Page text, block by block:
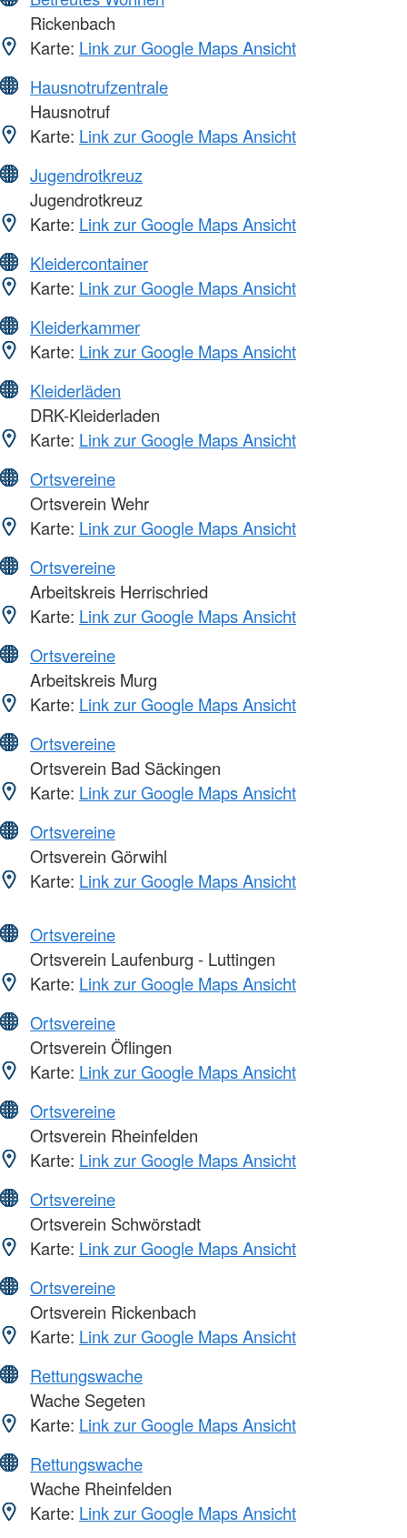
Rickenbach
Karte: Link zur Google Maps Ansicht
Hausnotrufzentrale
Hausnotruf
Karte: Link zur Google Maps Ansicht
Jugendrotkreuz
Jugendrotkreuz
Karte: Link zur Google Maps Ansicht
Kleidercontainer
Karte: Link zur Google Maps Ansicht
Kleiderkammer
Karte: Link zur Google Maps Ansicht
Kleiderläden
DRK-Kleiderladen
Karte: Link zur Google Maps Ansicht
Ortsvereine
Ortsverein Wehr
Karte: Link zur Google Maps Ansicht
Ortsvereine
Arbeitskreis Herrischried
Karte: Link zur Google Maps Ansicht
Ortsvereine
Arbeitskreis Murg
Karte: Link zur Google Maps Ansicht
Ortsvereine
Ortsverein Bad Säckingen
Karte: Link zur Google Maps Ansicht
Ortsvereine
Ortsverein Görwihl
Karte: Link zur Google Maps Ansicht
Ortsvereine
Ortsverein Laufenburg - Luttingen
Karte: Link zur Google Maps Ansicht
Ortsvereine
Ortsverein Öflingen
Karte: Link zur Google Maps Ansicht
Ortsvereine
Ortsverein Rheinfelden
Karte: Link zur Google Maps Ansicht
Ortsvereine
Ortsverein Schwörstadt
Karte: Link zur Google Maps Ansicht
Ortsvereine
Ortsverein Rickenbach
Karte: Link zur Google Maps Ansicht
Rettungswache
Wache Segeten
Karte: Link zur Google Maps Ansicht
Rettungswache
Wache Rheinfelden
Karte: Link zur Google Maps Ansicht